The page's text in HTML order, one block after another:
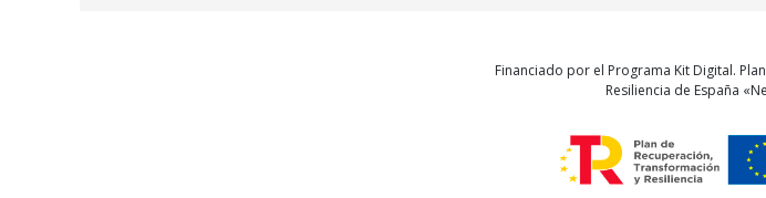
Financiado por el Programa Kit Digital.
Resiliencia de España